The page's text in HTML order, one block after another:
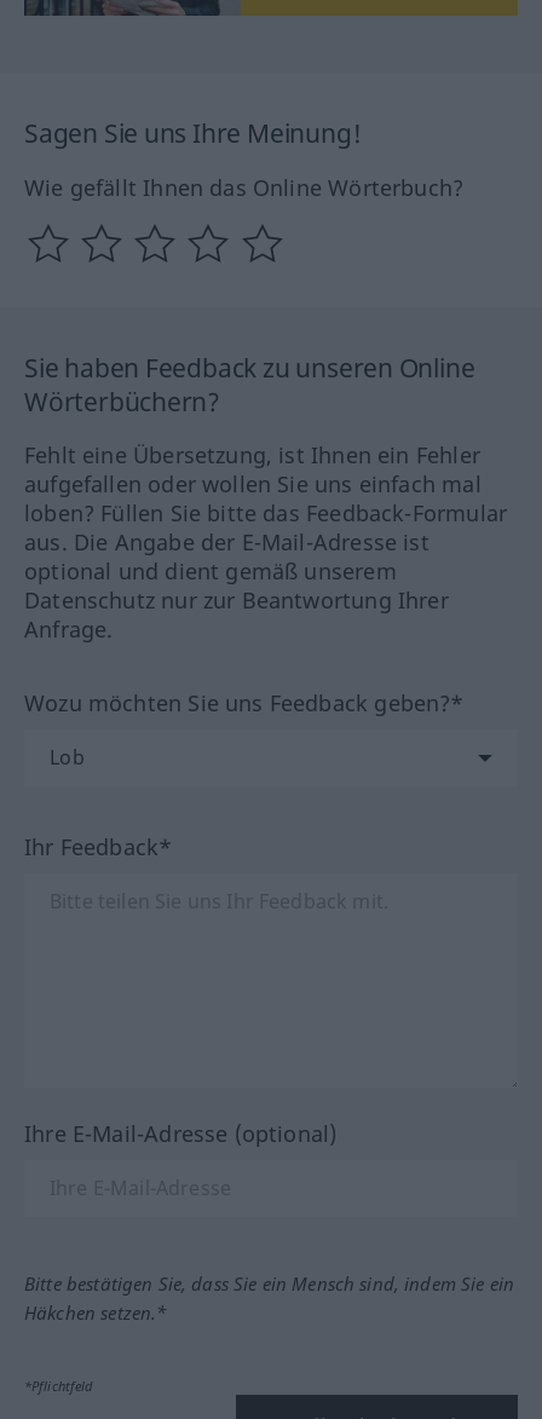
Sagen Sie uns Ihre Meinung!
Wie gefällt Ihnen das Online Wörterbuch?
Sie haben Feedback zu unseren Online
Wörterbüchern?
Fehlt eine Übersetzung, ist Ihnen ein Fehler
aufgefallen oder wollen Sie uns einfach mal
loben? Füllen Sie bitte das Feedback-Formular
aus. Die Angabe der E-Mail-Adresse ist
optional und dient gemäß unserem
Datenschutz nur zur Beantwortung Ihrer
Anfrage.
Wozu möchten Sie uns Feedback geben?*
Ihr Feedback*
Ihre E-Mail-Adresse (optional)
Bitte bestätigen Sie, dass Sie ein Mensch sind, indem Sie ein
Häkchen setzen.*
*Pflichtfeld